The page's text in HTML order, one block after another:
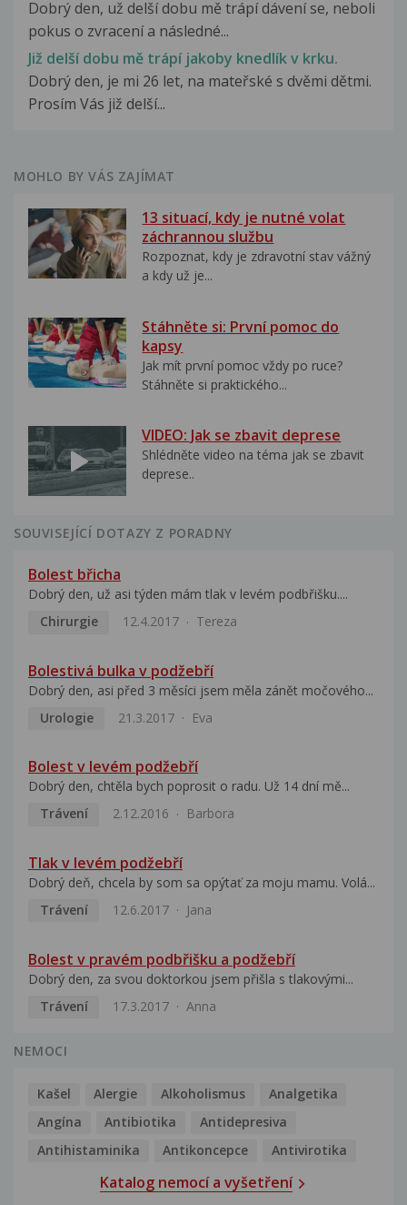
Dobrý den, už delší dobu mě trápí dávení se, neboli
pokus o zvracení a následné...
Již delší dobu mě trápí jakoby knedlík v krku.
Dobrý den, je mi 26 let, na mateřské s dvěmi dětmi.
Prosím Vás již delší...
MOHLO BY VÁS ZAJÍMAT
13 situací, kdy je nutné volat
záchrannou službu
Rozpoznat, kdy je zdravotní stav vážný
a kdy už je...
Stáhněte si: První pomoc do
kapsy
Jak mít první pomoc vždy po ruce?
Stáhněte si praktického...
VIDEO: Jak se zbavit deprese
Shlédněte video na téma jak se zbavit
deprese..
SOUVISEJÍCÍ DOTAZY Z PORADNY
Bolest břicha
Dobrý den, už asi týden mám tlak v levém podbřišku....
Chirurgie
12.4.2017 Tereza
Bolestivá bulka v podžebří
Dobrý den, asi před 3 měsíci jsem měla zánět močového...
Urologie
21.3.2017 Eva
Bolest v levém podžebří
Dobrý den, chtěla bych poprosit o radu. Už 14 dní mě...
Trávení
2.12.2016 Barbora
Tlak v levém podžebří
Dobrý deň, chcela by som sa opýtať za moju mamu. Volá...
Trávení
12.6.2017 Jana
Bolest v pravém podbřišku a podžebří
Dobrý den, za svou doktorkou jsem přišla s tlakovými...
Trávení
17.3.2017 Anna
NEMOCI
Kašel Alergie Alkoholismus
Analgetika
Angína
Antibiotika
Antidepresiva
Antihistaminika
Antikoncepce Antivirotika
Katalog nemocí a vyšetření